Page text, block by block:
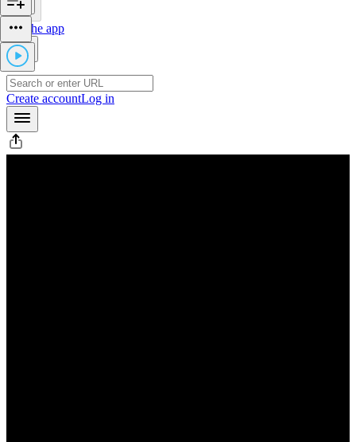
Get the app
Create accountLog in